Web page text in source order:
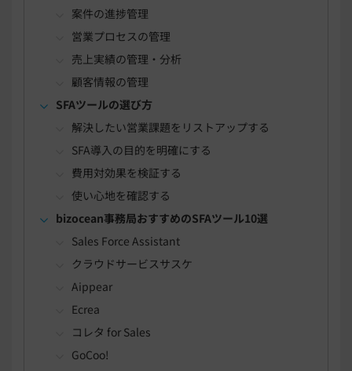
案件の進捗管理
営業プロセスの管理
売上実績の管理・分析
顧客情報の管理
SFAツールの選び方
解決したい営業課題をリストアップする
SFA導入の目的を明確にする
費用対効果を検証する
使い心地を確認する
bizocean事務局おすすめのSFAツール10選
Sales Force Assistant
クラウドサービスサスケ
Aippear
Ecrea
コレタ for Sales
GoCoo!